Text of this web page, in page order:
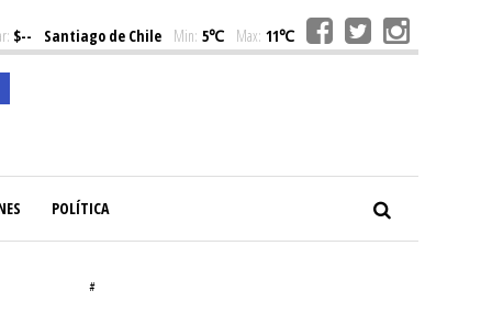
$-- Santiago de Chile Min: 5℃ Max: 11℃
POLÍTICA
#